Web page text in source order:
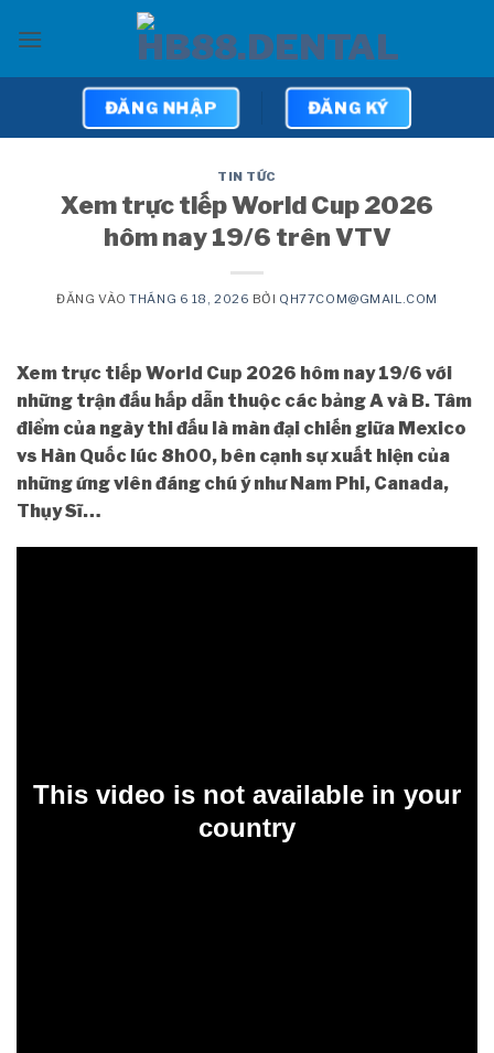
qua
ĐĂNG NHẬP ĐĂNG KÝ
TIN TỨC
Xem trực tiếp World Cup 2026
hôm nay 19/6 trên VTV
ĐĂNG VÀOTHÁNG 6 18, 2026 BỞI QH77COM@GMAIL.COM
Xem trực tiếp World Cup 2026 hôm nay 19/6 với
những trận đấu hấp dẫn thuộc các bảng A và B. Tâm
điểm của ngày thi đấu là màn đại chiến giữa Mexico
vs Hàn Quốc lúc 8h00, bên cạnh sự xuất hiện của
những ứng viên đáng chú ý như Nam Phi, Canada,
Thụy Sĩ…